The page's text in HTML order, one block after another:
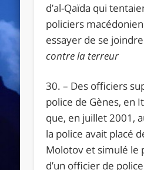
d’al-Qaïda qui
policiers
essayer de se
contre la terreur
30. – Des officiers
police de Gènes, en
que, en juillet 2001,
la police avait placé
Molotov et simulé le
d’un officier de